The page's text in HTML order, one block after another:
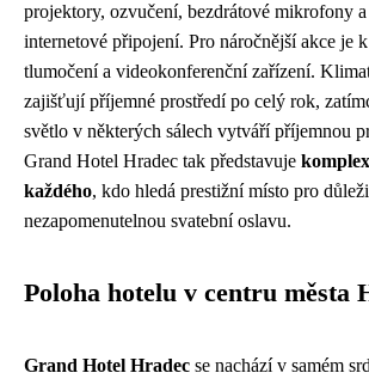
projektory, ozvučení, bezdrátové mikrofony
internetové připojení. Pro náročnější akce je
tlumočení a videokonferenční zařízení.
zajišťují příjemné prostředí po celý rok,
světlo v některých sálech vytváří příjemnou
Grand Hotel Hradec tak představuje
každého, kdo hledá prestižní místo pro
nezapomenutelnou svatební oslavu.
Poloha hotelu v centru města
Grand Hotel Hradec se nachází v samém